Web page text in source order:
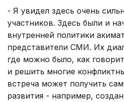
- Я увидел здесь очень
участников. Здесь были и
внутренней политики
представители СМИ. Их
где можно было, как
и решить многие
встреча может получить
развития - например,